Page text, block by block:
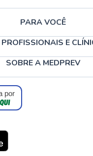
PARA VOCÊ
E
SOBRE A MEDPREV
por